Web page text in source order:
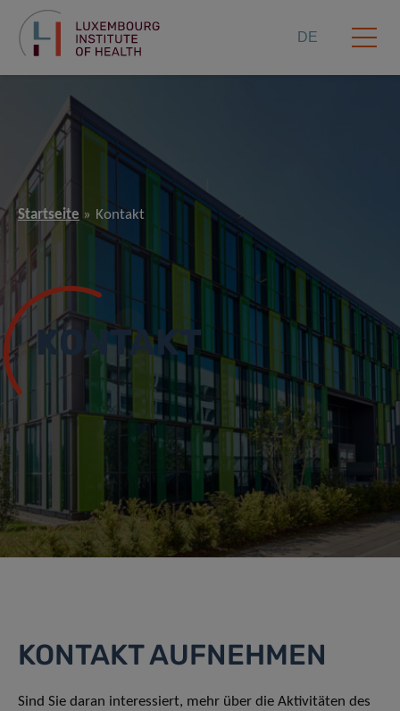
DE
Startseite Kontakt
KONTAKT
KONTAKT AUFNEHMEN
Sind Sie daran interessiert, mehr über die Aktivitäten des